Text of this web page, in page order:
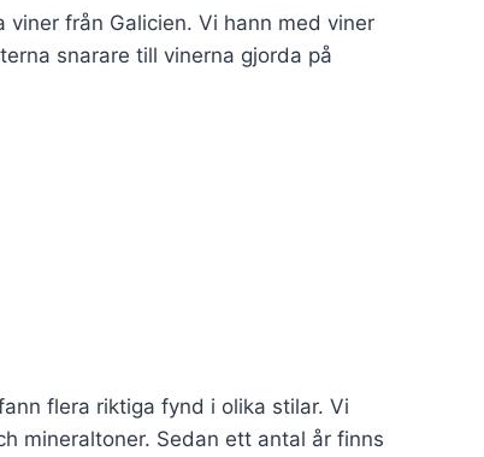
från Galicien. Vi hann med viner
snarare till vinerna gjorda på
flera riktiga fynd i olika stilar. Vi
mineraltoner. Sedan ett antal år finns